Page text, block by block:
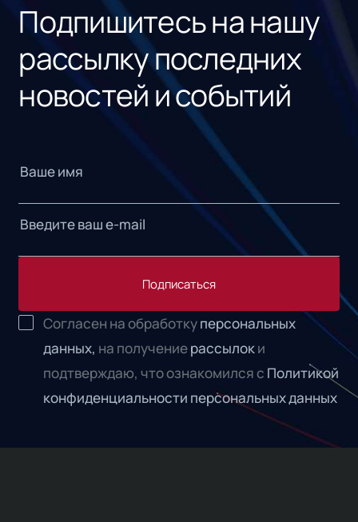
Подпишитесь на нашу
рассылку последних
новостей и событий
Подписаться
Согласен на обработкуперсональных
данных, на получениерассылоки
подтверждаю, что ознакомился с Политикой
конфиденциальности персональных данных